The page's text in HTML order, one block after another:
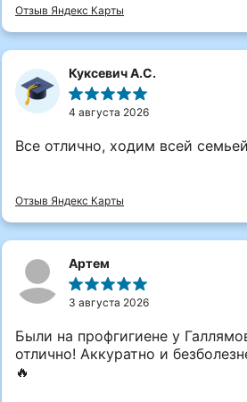
Отзыв Яндекс Карты
Куксевич А.С.
4 августа 2026
Все отлично, ходим всей семьей
Отзыв Яндекс Карты
Артем
3 августа 2026
Были на профгигиене у
отлично! Аккуратно и
🔥